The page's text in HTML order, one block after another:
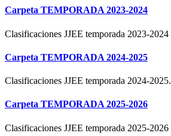
Carpeta TEMPORADA 2023-2024
Clasificaciones JJEE temporada 2023-2024
Carpeta TEMPORADA 2024-2025
Clasificaciones JJEE temporada 2024-2025.
Carpeta TEMPORADA 2025-2026
Clasificaciones JJEE temporada 2025-2026